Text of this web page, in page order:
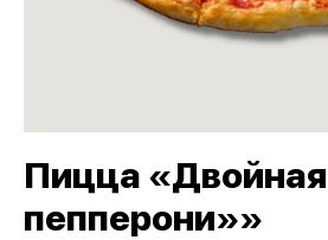
Пицца «Двойная
пепперони»»